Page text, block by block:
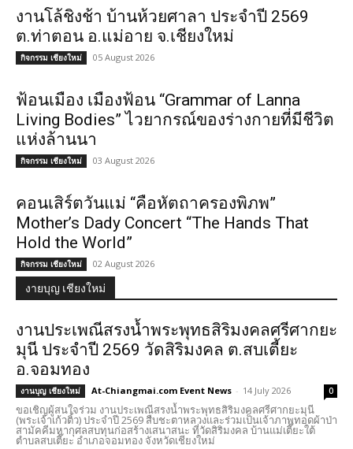
งานโล้ชิงช้า บ้านห้วยศาลา ประจำปี 2569
ต.ท่าตอน อ.แม่อาย จ.เชียงใหม่
กิจกรรม เชียงใหม่ 05 August 2026
ฟ้อนเมือง เมืองฟ้อน “Grammar of Lanna
Living Bodies” ไวยากรณ์ของร่างกายที่มีชีวิต
แห่งล้านนา
กิจกรรม เชียงใหม่ 03 August 2026
คอนเสิร์ตวันแม่ “คือหัตถาครองพิภพ”
Mother’s Dady Concert “The Hands That
Hold the World”
กิจกรรม เชียงใหม่ 02 August 2026
งายบุญ เชียงใหม่
งานประเพณีสรงน้ำพระพุทธสิริมงคลศรีศากยะ
มุนี ประจำปี 2569 วัดสิริมงคล ต.สบเตี้ยะ
อ.จอมทอง
งานบุญ เชียงใหม่ At-Chiangmai.com Event News - 14 July 2026 0
ขอเชิญผู้สนใจร่วม งานประเพณีสรงน้ำพระพุทธสิริมงคลศรีศากยะมุนี
(พระเจ้าเก้วติ้ว) ประจำปี 2569 สืบชะตาหลวงและร่วมเป็นเจ้าภาพทอดผ้าป่า
สามัคคีมหากุศลสบทุนก่อสร้างเสนาสนะ ที่วัดสิริมงคล บ้านแม่เตี๊ยะใต้
ตำบลสบเตี๊ยะ อำเภอจอมทอง จังหวัดเชียงใหม่